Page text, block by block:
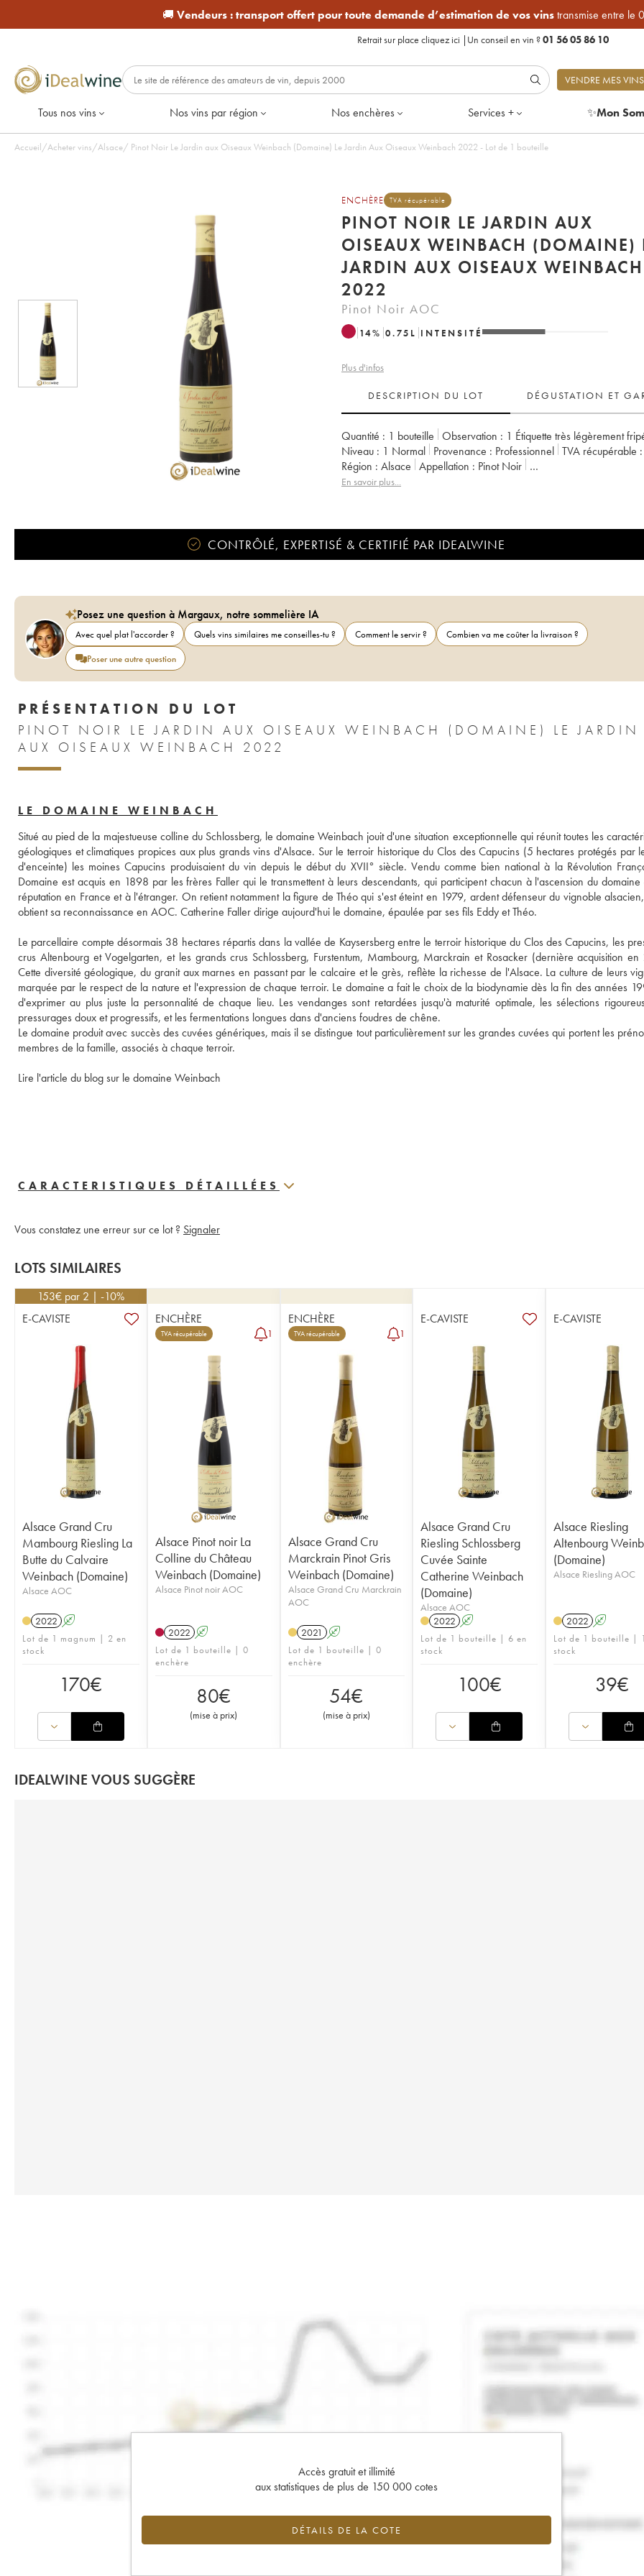
🚚 Vendeurs :transport offert pour toute demande d’estimation de vos vinstransmise entre le
Retrait sur place cliquez ici | Un conseil en vin ?01 56 05 86 10
VENDRE MES VINS
Tous nos vins Nos vins par région Nos enchères Services + ✨Mon
Accueil/Acheter vins/Alsace/ Pinot Noir Le Jardin aux Oiseaux Weinbach (Domaine) Le Jardin Aux Oiseaux Weinbach 2022 - Lot de 1 bouteille
ENCHÈRE TVA récupérable
PINOT NOIR LE JARDIN AUX
OISEAUX WEINBACH (DOMAINE)
JARDIN AUX OISEAUX WEINBACH
2022
Pinot Noir AOC
14% 0.75 L INTENSITÉ
Plus d'infos
DESCRIPTION DU LOT DÉGUSTATION ET
Quantité : 1 bouteille Observation : 1 Étiquette très légèrement
Niveau : 1 Normal Provenance : professionnel TVA récupérable :
Région :
Alsace Appellation :
Pinot Noir
Propriétaire :
En savoir plus...
CONTRÔLÉ, EXPERTISÉ & CERTIFIÉ PAR IDEALWINE
Posez une question à Margaux, notre sommelière IA
Avec quel plat l'accorder ? Quels vins similaires me conseilles-tu ? Comment le servir ?
Combien va me coûter la livraison ?
Poser une autre question
PRÉSENTATION DU LOT
PINOT NOIR LE JARDIN AUX OISEAUX WEINBACH (DOMAINE) LE JARDIN
AUX OISEAUX WEINBACH 2022
LE DOMAINE WEINBACH
Situé au pied de la majestueuse colline du Schlossberg, le domaine Weinbach jouit d'une situation exceptionnelle qui réunit toutes les
géologiques et climatiques propices aux plus grands vins d'Alsace. Sur le terroir historique du Clos des Capucins (5 hectares protégés par
d'enceinte) les moines Capucins produisaient du vin depuis le début du XVII° siècle. Vendu comme bien national à la Révolution
Domaine est acquis en 1898 par les frères Faller qui le transmettent à leurs descendants, qui participent chacun à l'ascension du
réputation en France et à l'étranger. On retient notamment la figure de Théo qui s'est éteint en 1979, ardent défenseur du vignoble
obtient sa reconnaissance en AOC. Catherine Faller dirige aujourd'hui le domaine, épaulée par ses fils Eddy et Théo.
Le parcellaire compte désormais 38 hectares répartis dans la vallée de Kaysersberg entre le terroir historique du Clos des Capucins, les
crus Altenbourg et Vogelgarten, et les grands crus Schlossberg, Furstentum, Mambourg, Marckrain et Rosacker (dernière acquisition
Cette diversité géologique, du granit aux marnes en passant par le calcaire et le grès, reflète la richesse de l'Alsace. La culture de leurs
marquée par le respect de la nature et l'expression de chaque terroir. Le domaine a fait le choix de la biodynamie dès la fin des années
d'exprimer au plus juste la personnalité de chaque lieu. Les vendanges sont retardées jusqu'à maturité optimale, les sélections
pressurages doux et progressifs, et les fermentations longues dans d'anciens foudres de chêne.
Le domaine produit avec succès des cuvées génériques, mais il se distingue tout particulièrement sur les grandes cuvées qui portent les
membres de la famille, associés à chaque terroir.
Lire l'article du blog sur le domaine Weinbach
CARACTERISTIQUES DÉTAILLÉES
Vous constatez une erreur sur ce lot ? Signaler
LOTS SIMILAIRES
153€ par 2 | -10%
E-CAVISTE
Alsace Grand Cru
Mambourg Riesling La
Butte du Calvaire
Weinbach (Domaine)
Alsace AOC
2022 A
Lot de 1 magnum | 2 en
stock
170€
ENCHÈRE
TVA récupérable 1
Alsace Pinot noir La
Colline du Château
Weinbach (Domaine)
Alsace Pinot noir AOC
2022 A
Lot de 1 bouteille | 0
enchère
80€
(mise à prix)
ENCHÈRE
TVA récupérable 1
Alsace Grand Cru
Marckrain Pinot Gris
Weinbach (Domaine)
Alsace Grand Cru Marckrain
AOC
2021 A
Lot de 1 bouteille | 0
enchère
54€
(mise à prix)
E-CAVISTE
Alsace Grand Cru
Riesling Schlossberg
Cuvée Sainte
Catherine Weinbach
(Domaine)
Alsace AOC
2022 A
Lot de 1 bouteille | 6 en
stock
100€
E-CAVISTE
Alsace Riesling
Altenbourg
(Domaine)
Alsace Riesling AOC
2022 A
Lot de 1 bouteille |
stock
39€
IDEALWINE VOUS SUGGÈRE
Accès gratuit et illimité
aux statistiques de plus de 150 000 cotes
DÉTAILS DE LA COTE